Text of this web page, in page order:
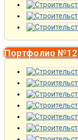
Портфолио №12